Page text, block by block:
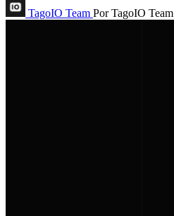
TagoIO Team Por TagoIO Team